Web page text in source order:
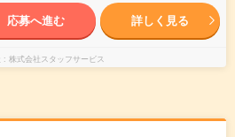
応募へ進む 詳しく見る
株式会社スタッフサービス